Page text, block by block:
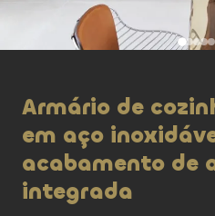
Armário de
em aço
acabamento de
integrada